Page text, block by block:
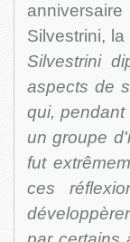
Silvestrini,
Silvestrini
aspects de
qui,
un groupe
fut
ces